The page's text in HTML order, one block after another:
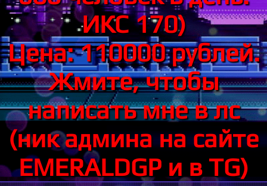
ИКС 170)
Цена: 110000 рублей.
Жмите, чтобы
написать мне в лс
(ник админа на сайте
EMERALDGP и в TG)